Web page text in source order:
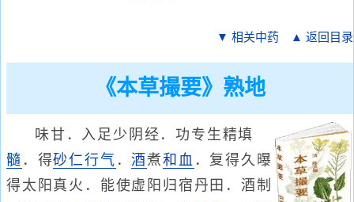
▼ 相关中药 ▲ 返回目录
《本草撮要》熟地
味甘．入足少阴经．功专生精填
髓 ．得砂仁行气 ．酒煮和血 ．复得久曝
得太阳真火．能使虚阳归宿丹田．酒制